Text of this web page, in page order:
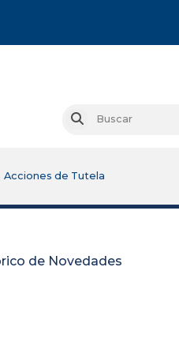
Buscar
Acciones de Tutela
de Novedades